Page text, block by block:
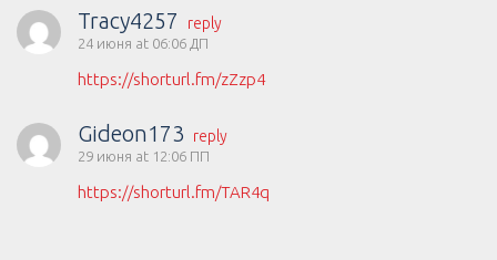
Tracy4257 reply
24 июня at 06:06 ДП
https://shorturl.fm/zZzp4
Gideon173 reply
29 июня at 12:06 ПП
https://shorturl.fm/TAR4q